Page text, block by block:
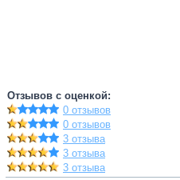
Отзывов с оценкой:
0 отзывов
0 отзывов
3 отзыва
3 отзыва
3 отзыва